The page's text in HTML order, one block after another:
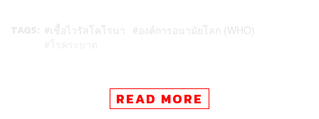
เชื้อไวรัสโคโรนา
องค์การอนามัยโลก (WHO)
READ MORE